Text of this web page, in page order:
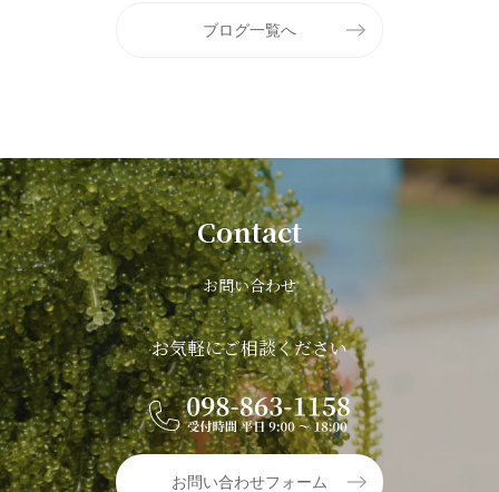
ブログ一覧へ
Contact
お問い合わせ
お気軽にご相談ください
お問い合わせフォーム